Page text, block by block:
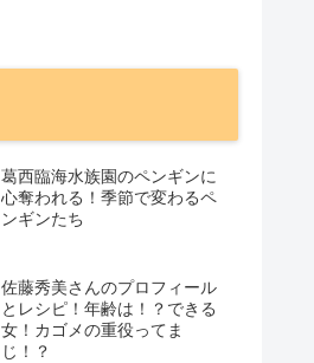
葛西臨海水族園のペンギンに
心奪われる！季節で変わるペ
ンギンたち
佐藤秀美さんのプロフィール
とレシピ！年齢は！？できる
女！カゴメの重役ってま
じ！？